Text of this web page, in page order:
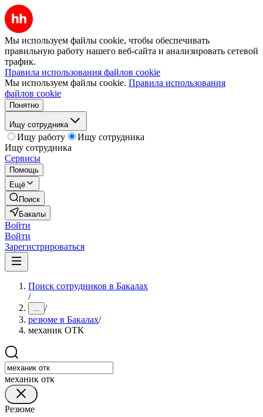
Мы используем файлы cookie, чтобы обеспечивать
правильную работу нашего веб-сайта и анализировать сетевой
трафик.
Правила использования файлов cookie
Мы используем файлы cookie. Правила использования
файлов cookie
Понятно
Ищу сотрудника
Ищу работу
Ищу сотрудника
Ищу сотрудника
Сервисы
Помощь
Ещё
Поиск
Бакалы
Войти
Войти
Зарегистрироваться
Поиск сотрудников в Бакалах
/
... /
резюме в Бакалах/
механик ОТК
механик отк
Резюме